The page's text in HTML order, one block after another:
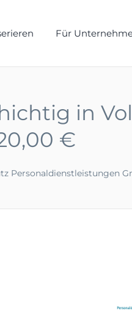
Für
in
€
Personaldienstleistungen